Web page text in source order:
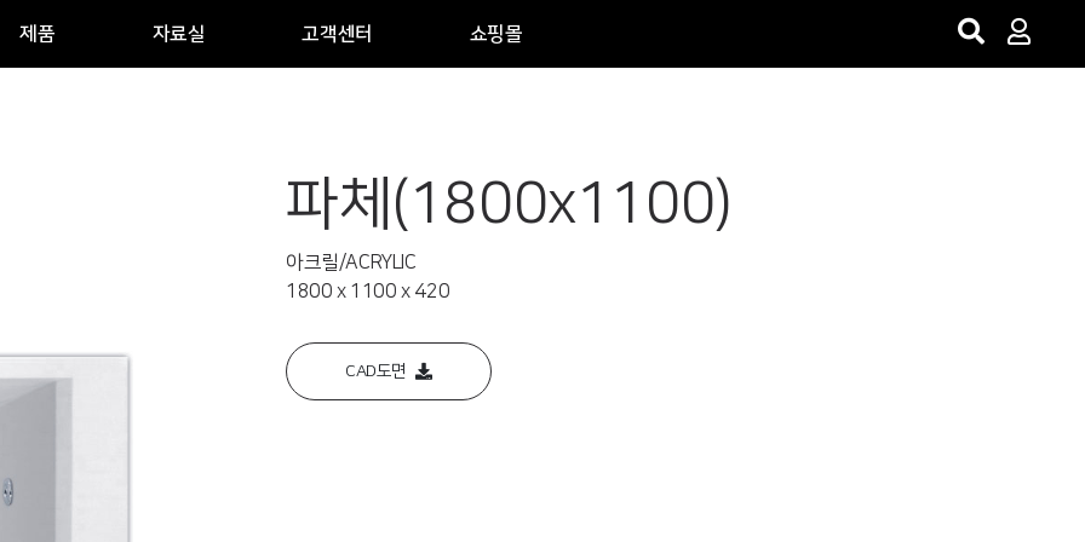
제품 자료실 고객센터 쇼핑몰
파체(1800x1100)
아크릴/ACRYLIC
1800 x 1100 x 420
CAD도면